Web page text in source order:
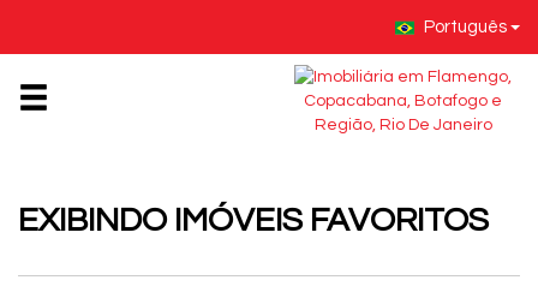
Português
EXIBINDOIMÓVEIS FAVORITOS